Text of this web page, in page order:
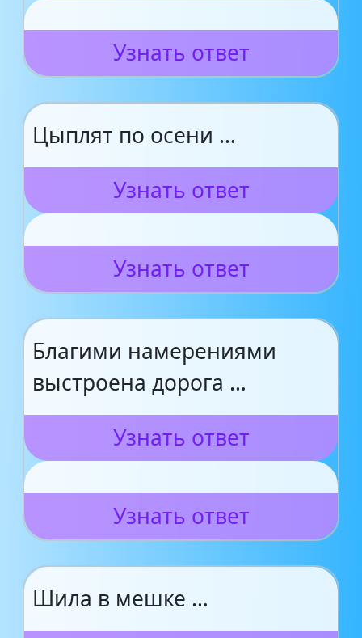
Узнать ответ
Цыплят по осени …
Узнать ответ
Узнать ответ
Благими намерениями
выстроена дорога …
Узнать ответ
Узнать ответ
Шила в мешке …